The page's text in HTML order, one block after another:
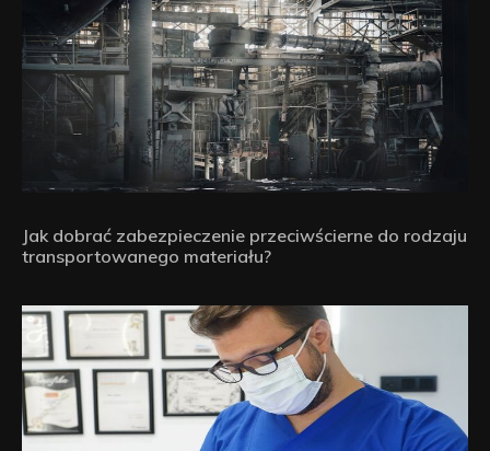
Jak dobrać zabezpieczenie przeciwścierne do rodzaju
transportowanego materiału?